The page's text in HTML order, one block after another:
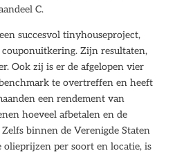
C.
succesvol tinyhouseproject,
Zijn resultaten,
Ook zij is er de afgelopen vier
te overtreffen en heeft
een rendement van
hoeveel afbetalen en de
binnen de Verenigde Staten
olieprijzen per soort en locatie, is